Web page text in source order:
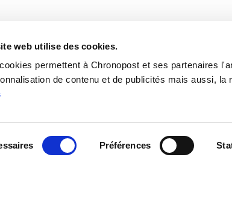
web utilise des cookies.
permettent à Chronopost et ses partenaires
de contenu et de publicités mais aussi,
Préférences
ACTUALITÉS
REVUE DE PRESSE
CONTACT PRESSE